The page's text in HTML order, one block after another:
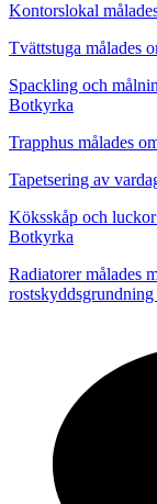
Kontorslokal
Tvättstuga målades
Spackling och
Botkyrka
Trapphus målades
Tapetsering av
Köksskåp och
Botkyrka
Radiatorer målades